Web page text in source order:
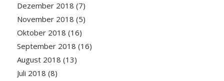
Dezember 2018 (7)
November 2018 (5)
Oktober 2018 (16)
September 2018 (16)
August 2018 (13)
Juli 2018 (8)